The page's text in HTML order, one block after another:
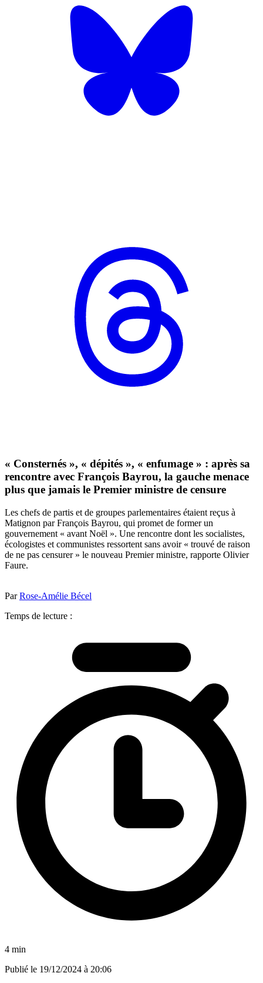
« Consternés », « dépités », « enfumage » : après sa
rencontre avec François Bayrou, la gauche menace
plus que jamais le Premier ministre de censure
Les chefs de partis et de groupes parlementaires étaient reçus à
Matignon par François Bayrou, qui promet de former un
gouvernement « avant Noël ». Une rencontre dont les socialistes,
écologistes et communistes ressortent sans avoir « trouvé de raison
de ne pas censurer » le nouveau Premier ministre, rapporte Olivier
Faure.
ParRose-Amélie Bécel
Temps de lecture :
4 min
Publié le 19/12/2024 à 20:06